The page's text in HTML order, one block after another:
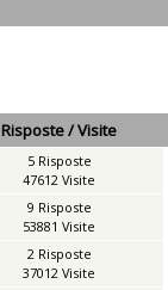
Risposte/Visite
5 Risposte
47612 Visite
9 Risposte
53881 Visite
2 Risposte
37012 Visite